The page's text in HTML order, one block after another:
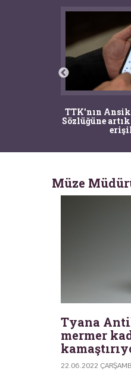
TTK'nın
Sözlüğüne
Müze
Tyana
mermer
22.06.2022